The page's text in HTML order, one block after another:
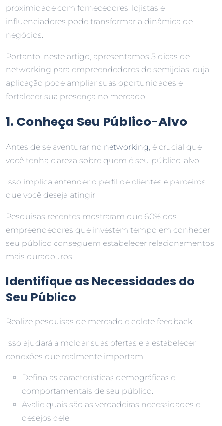
proximidade com fornecedores, lojistas e
influenciadores pode transformar a dinâmica de
negócios.
Portanto, neste artigo, apresentamos 5 dicas de
networking para empreendedores de semijoias, cuja
aplicação pode ampliar suas oportunidades e
fortalecer sua presença no mercado.
1. Conheça Seu Público-Alvo
Antes de se aventurar no networking, é crucial que
você tenha clareza sobre quem é seu público-alvo.
Isso implica entender o perfil de clientes e parceiros
que você deseja atingir.
Pesquisas recentes mostraram que 60% dos
empreendedores que investem tempo em conhecer
seu público conseguem estabelecer relacionamentos
mais duradouros.
Identifique as Necessidades do
Seu Público
Realize pesquisas de mercado e colete feedback.
Isso ajudará a moldar suas ofertas e a estabelecer
conexões que realmente importam.
Defina as características demográficas e
comportamentais de seu público.
Avalie quais são as verdadeiras necessidades e
desejos dele.